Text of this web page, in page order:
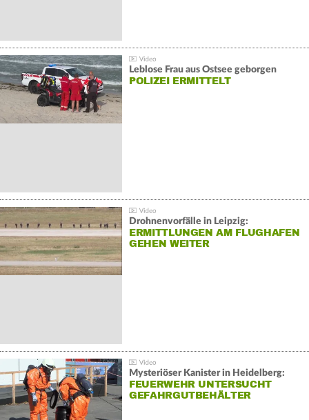
Leblose Frau aus Ostsee geborgen
POLIZEI ERMITTELT
Drohnenvorfälle in Leipzig:
ERMITTLUNGEN AM FLUGHAFEN
GEHEN WEITER
Mysteriöser Kanister in Heidelberg:
FEUERWEHR UNTERSUCHT
GEFAHRGUTBEHÄLTER